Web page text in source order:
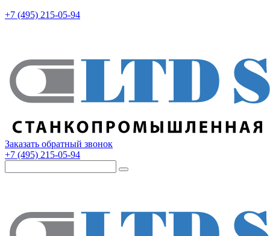
+7 (495) 215-05-94
Заказать обратный звонок
+7 (495) 215-05-94